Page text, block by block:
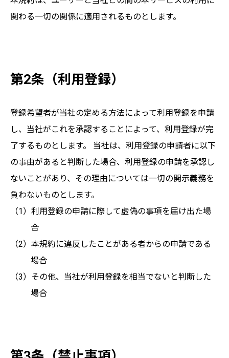
関わる一切の関係に適用されるものとします。
第2条（利用登録）
登録希望者が当社の定める方法によって利用登録を申請
し、当社がこれを承認することによって、利用登録が完
了するものとします。 当社は、利用登録の申請者に以下
の事由があると判断した場合、利用登録の申請を承認し
ないことがあり、その理由については一切の開示義務を
負わないものとします。
利用登録の申請に際して虚偽の事項を届け出た場
合
本規約に違反したことがある者からの申請である
場合
その他、当社が利用登録を相当でないと判断した
場合